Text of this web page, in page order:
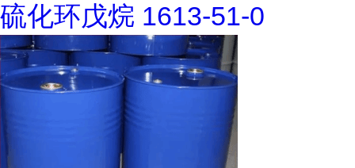
硫化环戊烷 1613-51-0